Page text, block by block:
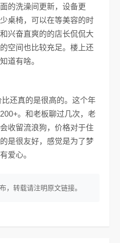
的洗澡间更新，设备更
桌椅，可以在等美容的时
兴奋直爽的的店长侃侃大
空间也比较充足。楼上还
道有啥。
还真的是很高的。这个年
。和老板聊过几次，老
收留流浪狗，价格对于住
是很友好，感觉是为了梦
爱心。
，转载请注明原文链接。